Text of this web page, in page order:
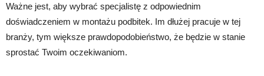
Ważne jest, aby wybrać specjalistę z odpowiednim
doświadczeniem w montażu podbitek. Im dłużej pracuje w tej
branży, tym większe prawdopodobieństwo, że będzie w stanie
sprostać Twoim oczekiwaniom.